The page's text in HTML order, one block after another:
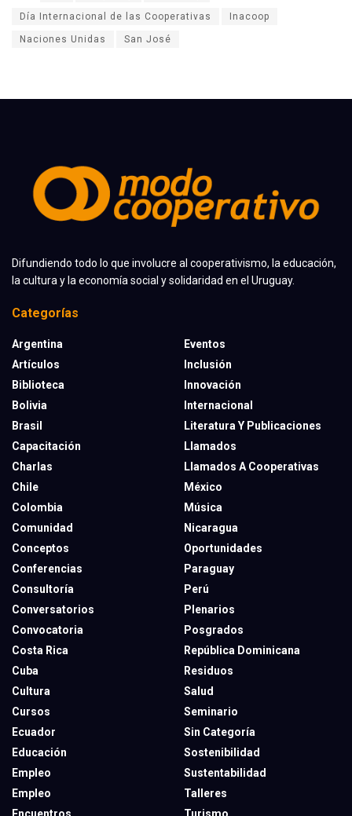
Día Internacional de las Cooperativas Inacoop
Naciones Unidas San José
Difundiendo todo lo que involucre al cooperativismo, la educación,
la cultura y la economía social y solidaridad en el Uruguay.
Categorías
Argentina
Artículos
Biblioteca
Bolivia
Brasil
Capacitación
Charlas
Chile
Colombia
Comunidad
Conceptos
Conferencias
Consultoría
Conversatorios
Convocatoria
Costa Rica
Cuba
Cultura
Cursos
Ecuador
Educación
Empleo
Empleo
Eventos
Inclusión
Innovación
Internacional
Literatura Y Publicaciones
Llamados
Llamados A Cooperativas
México
Música
Nicaragua
Oportunidades
Paraguay
Perú
Plenarios
Posgrados
República Dominicana
Residuos
Salud
Seminario
Sin Categoría
Sostenibilidad
Sustentabilidad
Talleres